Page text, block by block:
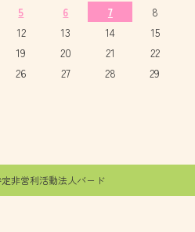
5 6 7
8
12 13 14
15
19 20 21
22
26 27 28
29
非営利活動法人バード